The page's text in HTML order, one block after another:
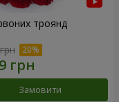
троянд
Замовити